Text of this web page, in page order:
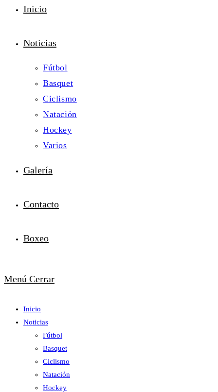
Inicio
Noticias
Fútbol
Basquet
Ciclismo
Natación
Hockey
Varios
Galería
Contacto
Boxeo
Menú Cerrar
Inicio
Noticias
Fútbol
Basquet
Ciclismo
Natación
Hockey